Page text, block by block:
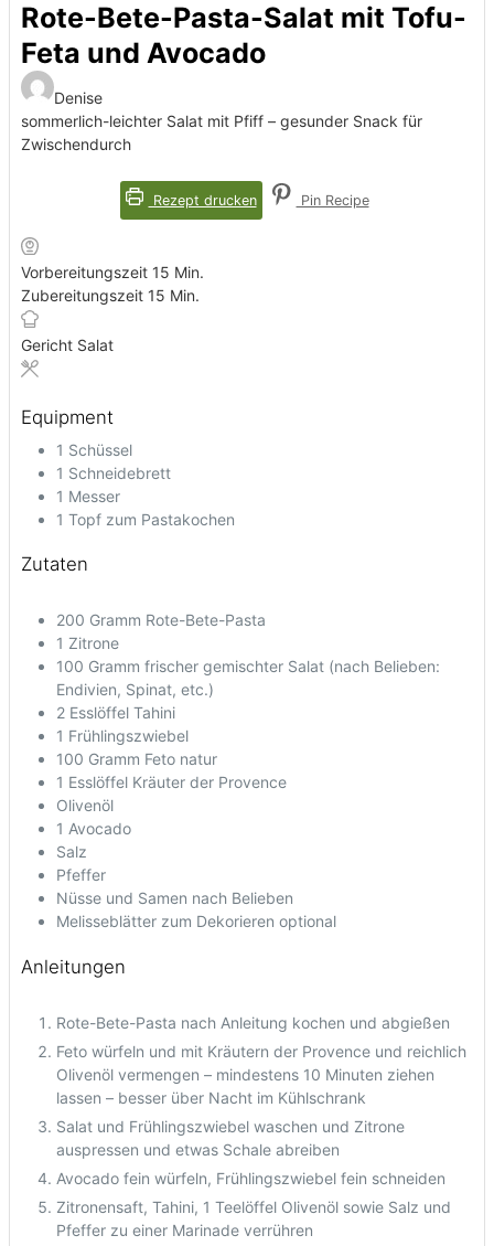
Rote-Bete-Pasta-Salat mit Tofu-
Feta und Avocado
Denise
sommerlich-leichter Salat mit Pfiff – gesunder Snack für
Zwischendurch
Rezept drucken Pin Recipe
Vorbereitungszeit 15 Min.
Zubereitungszeit 15 Min.
Gericht Salat
Equipment
1 Schüssel
1 Schneidebrett
1 Messer
1 Topf zum Pastakochen
Zutaten
200 Gramm Rote-Bete-Pasta
1 Zitrone
100 Gramm frischer gemischter Salat (nach Belieben:
Endivien, Spinat, etc.)
2 Esslöffel Tahini
1 Frühlingszwiebel
100 Gramm Feto natur
1 Esslöffel Kräuter der Provence
Olivenöl
1 Avocado
Salz
Pfeffer
Nüsse und Samen nach Belieben
Melisseblätter zum Dekorieren optional
Anleitungen
Rote-Bete-Pasta nach Anleitung kochen und abgießen
Feto würfeln und mit Kräutern der Provence und reichlich
Olivenöl vermengen – mindestens 10 Minuten ziehen
lassen – besser über Nacht im Kühlschrank
Salat und Frühlingszwiebel waschen und Zitrone
auspressen und etwas Schale abreiben
Avocado fein würfeln, Frühlingszwiebel fein schneiden
Zitronensaft, Tahini, 1 Teelöffel Olivenöl sowie Salz und
Pfeffer zu einer Marinade verrühren